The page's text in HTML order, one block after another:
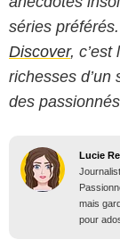
séries préférés.
Discover, c’est
richesses
des
Lucie
mais
pour